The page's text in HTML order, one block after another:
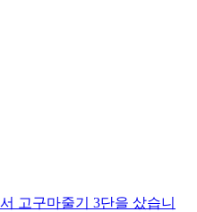
고구마줄기 3단을 샀습니